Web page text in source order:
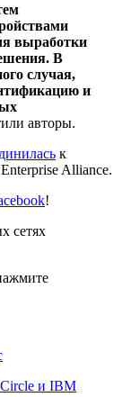
выработки
В
случая,
и
авторы.
к
Alliance.
!
сетях
Circle и IBM